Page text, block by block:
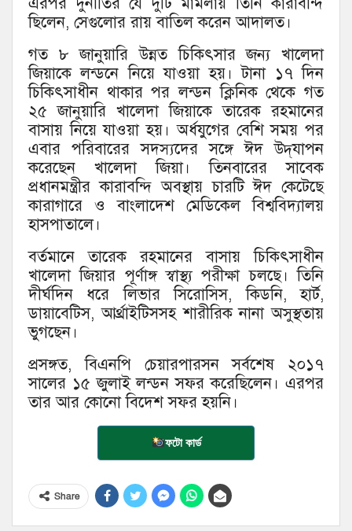
ছিলেন, সেগুলোর রায় বাতিল করেন আদালত।
গত ৮ জানুয়ারি উন্নত চিকিৎসার জন্য খালেদা
জিয়াকে লন্ডনে নিয়ে যাওয়া হয়। টানা ১৭ দিন
চিকিৎসাধীন থাকার পর লন্ডন ক্লিনিক থেকে গত
২৫ জানুয়ারি খালেদা জিয়াকে তারেক রহমানের
বাসায় নিয়ে যাওয়া হয়। অর্ধযুগের বেশি সময় পর
এবার পরিবারের সদস্যদের সঙ্গে ঈদ উদ্‌যাপন
করেছেন খালেদা জিয়া। তিনবারের সাবেক
প্রধানমন্ত্রীর কারাবন্দি অবস্থায় চারটি ঈদ কেটেছে
কারাগারে ও বাংলাদেশ মেডিকেল বিশ্ববিদ্যালয়
হাসপাতালে।
বর্তমানে তারেক রহমানের বাসায় চিকিৎসাধীন
খালেদা জিয়ার পূর্ণাঙ্গ স্বাস্থ্য পরীক্ষা চলছে। তিনি
দীর্ঘদিন ধরে লিভার সিরোসিস, কিডনি, হার্ট,
ডায়াবেটিস, আর্থ্রাইটিসসহ শারীরিক নানা অসুস্থতায়
ভুগছেন।
প্রসঙ্গত, বিএনপি চেয়ারপারসন সর্বশেষ ২০১৭
সালের ১৫ জুলাই লন্ডন সফর করেছিলেন। এরপর
তার আর কোনো বিদেশ সফর হয়নি।
ফটো কার্ড
Share